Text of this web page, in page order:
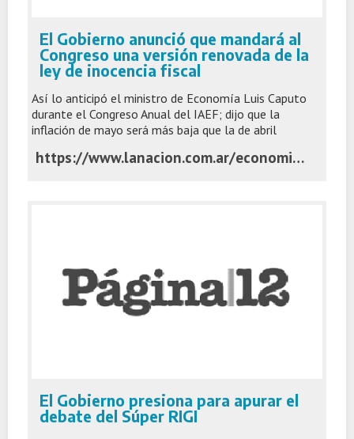
El Gobierno anunció que mandará al
Congreso una versión renovada de la
ley de inocencia fiscal
Así lo anticipó el ministro de Economía Luis Caputo
durante el Congreso Anual del IAEF; dijo que la
inflación de mayo será más baja que la de abril
https://www.lanacion.com.ar/economia/el-gobierno-anuncio-que-mandara-una-version-renovada-de-la-ley-de-inocencia-fiscal-nid02062026/
El Gobierno presiona para apurar el
debate del Súper RIGI